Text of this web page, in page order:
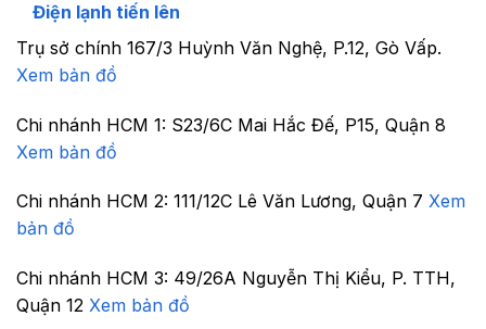
Điện lạnh tiến lên
Trụ sở chính 167/3 Huỳnh Văn Nghệ, P.12, Gò Vấp.
Xem bản đồ
Chi nhánh HCM 1: S23/6C Mai Hắc Đế, P15, Quận 8
Xem bản đồ
Chi nhánh HCM 2: 111/12C Lê Văn Lương, Quận 7 Xem
bản đồ
Chi nhánh HCM 3: 49/26A Nguyễn Thị Kiểu, P. TTH,
Quận 12 Xem bản đồ